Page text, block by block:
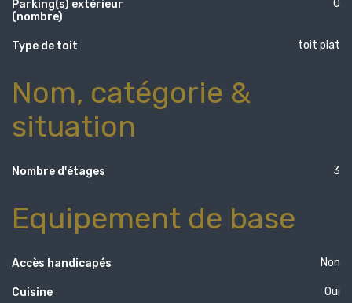
Parking(s) extérieur
(nombre)
0
Type de toit toit plat
Nom, catégorie &
situation
Nombre d'étages 3
Equipement de base
Accès handicapés Non
Cuisine Oui